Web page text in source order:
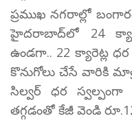
ప్రముఖ నగరాల్లో
హైదరాబాద్‌లో 24
ఉండగా.. 22 క్యారెట్ల
కొనుగోలు చేసే వారికి
సిల్వర్ ధర స్వల్పంగా
తగ్గడంతో కేజీ వెండి